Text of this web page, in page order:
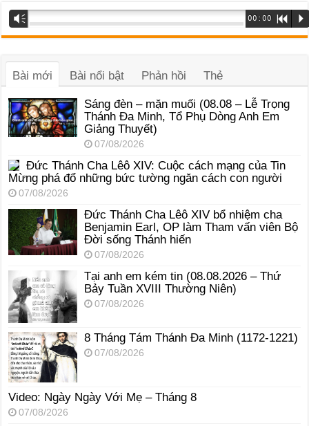
Trình
phát
Vm 00:00 R P
Bài mới Bài nổi bật Phản hồi Thẻ
Sáng đèn – mặn muối (08.08 – Lễ Trọng
Thánh Đa Minh, Tổ Phụ Dòng Anh Em
Giảng Thuyết)
07/08/2026
Đức Thánh Cha Lêô XIV: Cuộc cách mạng của Tin
Mừng phá đổ những bức tường ngăn cách con người
07/08/2026
Đức Thánh Cha Lêô XIV bổ nhiệm cha
Benjamin Earl, OP làm Tham vấn viên Bộ
Đời sống Thánh hiến
07/08/2026
Tại anh em kém tin (08.08.2026 – Thứ
Bảy Tuần XVIII Thường Niên)
07/08/2026
8 Tháng Tám Thánh Ða Minh (1172-1221)
07/08/2026
Video: Ngày Ngày Với Mẹ – Tháng 8
07/08/2026